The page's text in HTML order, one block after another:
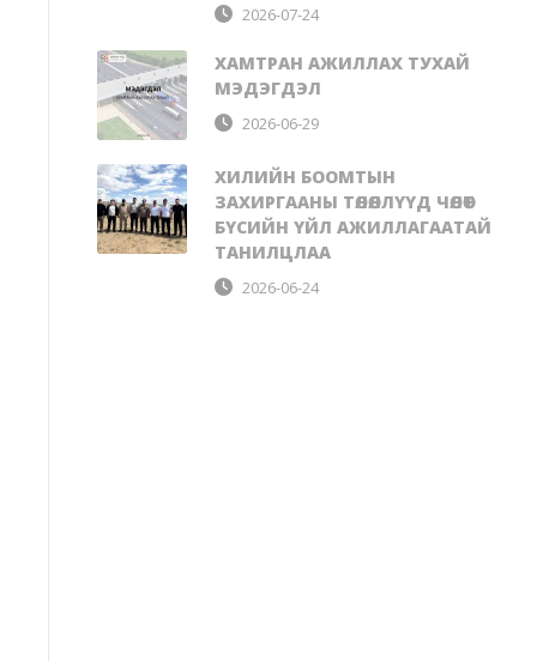
2026-07-24
ХАМТРАН АЖИЛЛАХ ТУХАЙ
МЭДЭГДЭЛ
2026-06-29
ХИЛИЙН БООМТЫН
ЗАХИРГААНЫ ТӨЛӨӨЛЛҮҮД ЧӨЛӨӨТ
БҮСИЙН ҮЙЛ АЖИЛЛАГААТАЙ
ТАНИЛЦЛАА
2026-06-24